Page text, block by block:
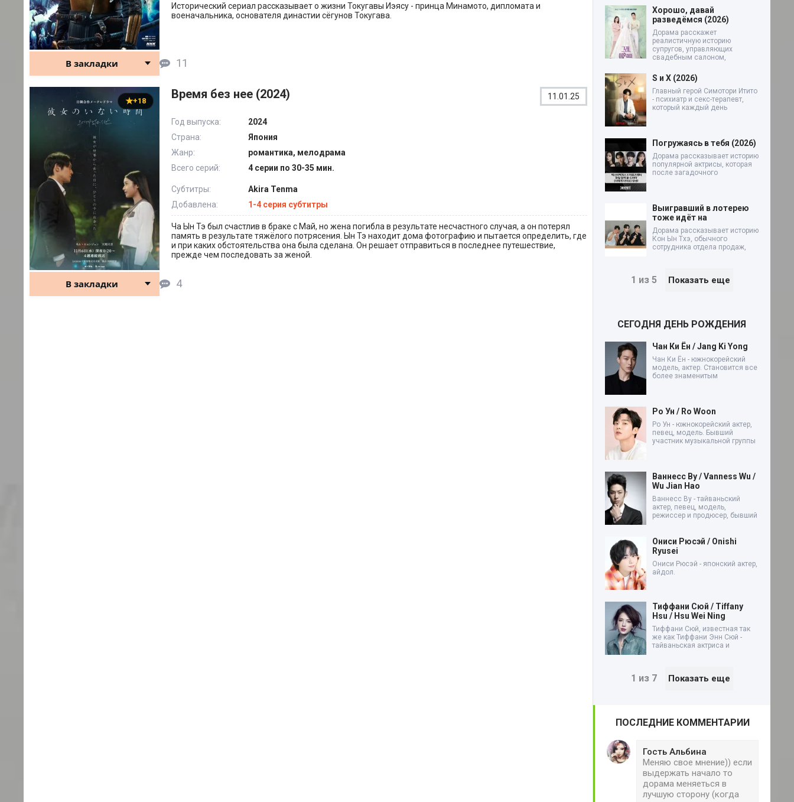
Исторический сериал рассказывает о жизни Токугавы Иэясу - принца Минамото, дипломата и
военачальника, основателя династии сёгунов Токугава.
В закладки 11
+18 Время без нее (2024) 11.01.25
Год выпуска:
2024
Страна:
Япония
Жанр:
романтика, мелодрама
Всего серий:
4 серии по 30-35 мин.
Субтитры:
Akira Tenma
Добавлена:
1-4 серия субтитры
Ча Ын Тэ был счастлив в браке с Май, но жена погибла в результате несчастного случая, а он потерял
память в результате тяжёлого потрясения. Ын Тэ находит дома фотографию и пытается определить, где
и при каких обстоятельства она была сделана. Он решает отправиться в последнее путешествие,
прежде чем последовать за женой.
В закладки 4
Хорошо, давай
разведёмся (2026)
Дорама расскажет
реалистичную историю
супругов, управляющих
свадебным салоном,
S и X (2026)
Главный герой Симотори Итито
- психиатр и секс-терапевт,
который каждый день
Погружаясь в тебя (2026)
Дорама рассказывает историю
популярной актрисы, которая
после загадочного
Выигравший в лотерею
тоже идёт на
Дорама рассказывает историю
Кон Ын Тхэ, обычного
сотрудника отдела продаж,
1 из 5 Показать еще
СЕГОДНЯ ДЕНЬ РОЖДЕНИЯ
Чан Ки Ён / Jang Ki Yong
Чан Ки Ён - южнокорейский
модель, актер. Становится все
более знаменитым
Ро Ун / Ro Woon
Ро Ун - южнокорейский актер,
певец, модель. Бывший
участник музыкальной группы
Ваннесс Ву / Vanness Wu /
Wu Jian Hao
Ваннесс Ву - тайваньский
актер, певец, модель,
режиссер и продюсер, бывший
Ониси Рюсэй / Onishi
Ryusei
Ониси Рюсэй - японский актер,
айдол.
Тиффани Сюй / Tiffany
Hsu / Hsu Wei Ning
Тиффани Сюй, известная так
же как Тиффани Энн Сюй -
тайваньская актриса и
1 из 7 Показать еще
ПОСЛЕДНИЕ КОММЕНТАРИИ
Гость Альбина
Меняю свое мнение)) если
выдержать начало то
дорама меняеться в
лучшую сторону (когда